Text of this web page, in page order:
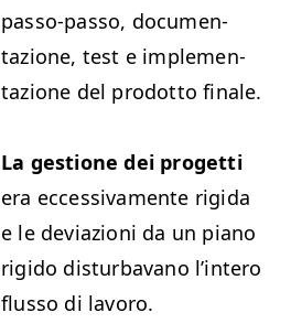
pas­so-pas­so, doc­u­men­
tazione, test e imple­men­
tazione del prodot­to finale.
La ges­tione dei prog­et­ti
era ecces­si­va­mente rigi­da
e le devi­azioni da un piano
rigi­do dis­tur­ba­vano l’in­tero
flus­so di lavoro.